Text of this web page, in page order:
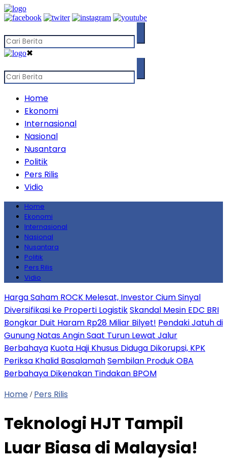
✖
Home
Ekonomi
Internasional
Nasional
Nusantara
Politik
Pers Rilis
Vidio
Home
Ekonomi
Internasional
Nasional
Nusantara
Politik
Pers Rilis
Vidio
Harga Saham ROCK Melesat, Investor Cium Sinyal
Diversifikasi ke Properti LogistikSkandal Mesin EDC BRI
Bongkar Duit Haram Rp28 Miliar Bilyet! Pendaki Jatuh di
Gunung Natas Angin Saat Turun Lewat Jalur
Berbahaya Kuota Haji Khusus Diduga Dikorupsi, KPK
Periksa Khalid BasalamahSembilan Produk OBA
Berbahaya Dikenakan Tindakan BPOM
Home / Pers Rilis
Teknologi HJT Tampil
Luar Biasa di Malaysia!